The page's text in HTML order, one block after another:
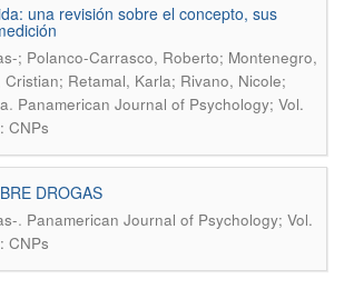
una revisión sobre el concepto, sus
; Polanco-Carrasco, Roberto; Montenegro,
Retamal, Karla; Rivano, Nicole;
. Panamerican Journal of Psychology; Vol.
CNPs
DROGAS
. Panamerican Journal of Psychology; Vol.
CNPs